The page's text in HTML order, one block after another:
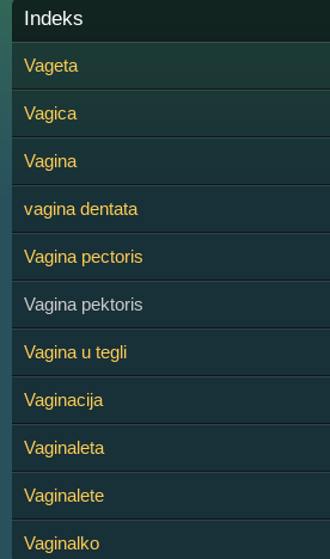
Indeks
Vageta
Vagica
Vagina
vagina dentata
Vagina pectoris
Vagina pektoris
Vagina u tegli
Vaginacija
Vaginaleta
Vaginalete
Vaginalko